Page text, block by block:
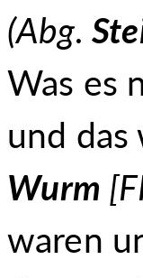
(Abg.
Was es
und das
Wurm
waren